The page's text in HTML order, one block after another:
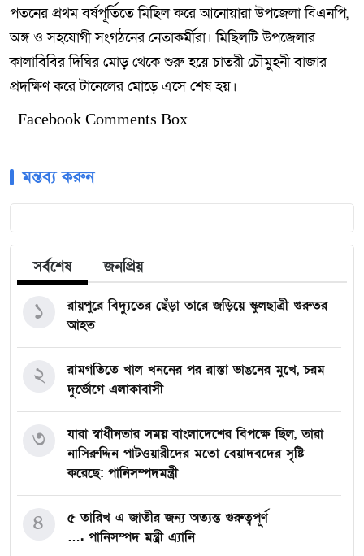
পতনের প্রথম বর্ষপূর্তিতে মিছিল করে আনোয়ারা উপজেলা বিএনপি,
অঙ্গ ও সহযোগী সংগঠনের নেতাকর্মীরা। মিছিলটি উপজেলার
কালাবিবির দিঘির মোড় থেকে শুরু হয়ে চাতরী চৌমুহনী বাজার
প্রদক্ষিণ করে টানেলের মোড়ে এসে শেষ হয়।
Facebook Comments Box
মন্তব্য করুন
সর্বশেষ জনপ্রিয়
রায়পুরে বিদ্যুতের ছেঁড়া তারে জড়িয়ে স্কুলছাত্রী গুরুতর
আহত
১
রামগতিতে খাল খননের পর রাস্তা ভাঙনের মুখে, চরম
দুর্ভোগে এলাকাবাসী
২
যারা স্বাধীনতার সময় বাংলাদেশের বিপক্ষে ছিল, তারা
নাসিরুদ্দিন পাটওয়ারীদের মতো বেয়াদবদের সৃষ্টি
করেছে: পানিসম্পদমন্ত্রী
৩
৫ তারিখ এ জাতীর জন্য অত্যন্ত গুরুত্বপূর্ণ
…. পানিসম্পদ মন্ত্রী এ্যানি
৪